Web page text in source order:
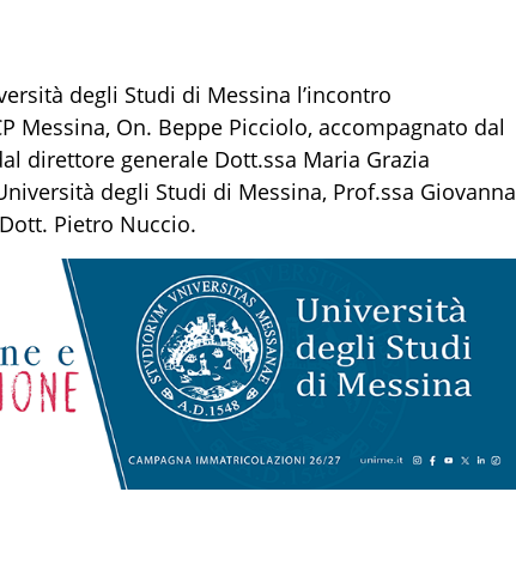
degli Studi di Messina l’incontro
Messina, On. Beppe Picciolo, accompagnato dal
direttore generale Dott.ssa Maria Grazia
degli Studi di Messina, Prof.ssa Giovanna
Dott. Pietro Nuccio.